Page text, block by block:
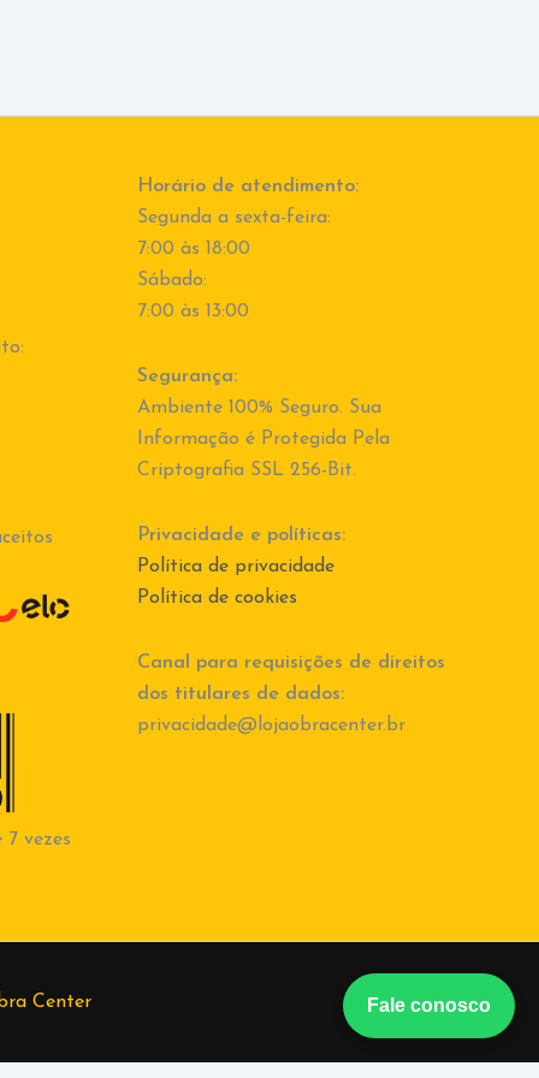
vezes
Horário de atendimento:
Segunda a sexta-feira:
7:00 às 18:00
Sábado:
7:00 às 13:00
Segurança:
Ambiente 100% Seguro. Sua
Informação é Protegida Pela
Criptografia SSL 256-Bit.
Privacidade e políticas:
Política de privacidade
Política de cookies
Canal para requisições de direitos
dos titulares de dados:
privacidade@lojaobracenter.br
Fale conosco
Center